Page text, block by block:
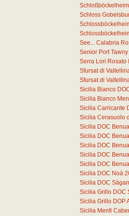
Schloss
See... Calabria
Senior Port
Serra Lori Rosato
Sfursat di
Sfursat di
Sicilia Bianco
Sicilia Bianco
Sicilia Carricante
Sicilia Cerasuolo
Sicilia DOC
Sicilia DOC
Sicilia DOC
Sicilia DOC
Sicilia DOC
Sicilia DOC Noà
Sicilia DOC
Sicilia Grillo DOC
Sicilia Grillo DOP
Sicilia Menfi